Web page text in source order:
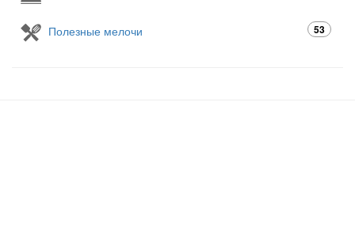
Полезные мелочи 53